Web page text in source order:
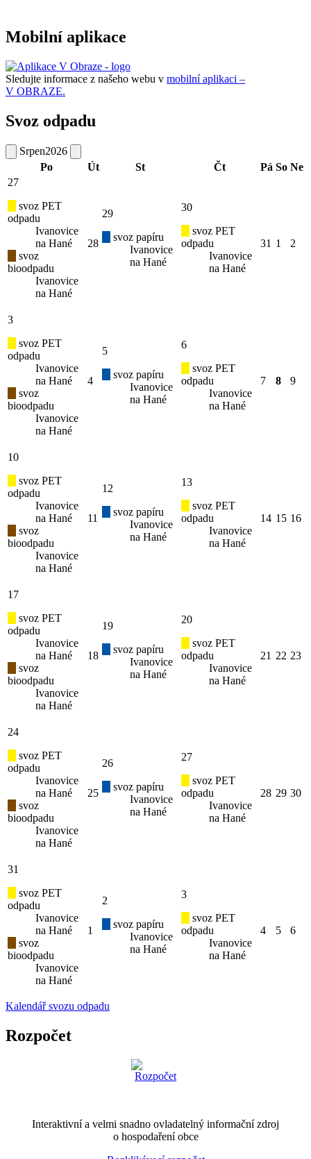
Mobilní aplikace
Sledujte informace z našeho webu v mobilní aplikaci –
V OBRAZE.
Svoz odpadu
Srpen2026
Po
Út St Čt Pá So Ne
27
svoz PET
odpadu
Ivanovice
na Hané
svoz
bioodpadu
Ivanovice
na Hané
28
29
svoz papíru
Ivanovice
na Hané
30
svoz PET
odpadu
Ivanovice
na Hané
31 1 2
3
svoz PET
odpadu
Ivanovice
na Hané
svoz
bioodpadu
Ivanovice
na Hané
4
5
svoz papíru
Ivanovice
na Hané
6
svoz PET
odpadu
Ivanovice
na Hané
7 8 9
10
svoz PET
odpadu
Ivanovice
na Hané
svoz
bioodpadu
Ivanovice
na Hané
11
12
svoz papíru
Ivanovice
na Hané
13
svoz PET
odpadu
Ivanovice
na Hané
14 15 16
17
svoz PET
odpadu
Ivanovice
na Hané
svoz
bioodpadu
Ivanovice
na Hané
18
19
svoz papíru
Ivanovice
na Hané
20
svoz PET
odpadu
Ivanovice
na Hané
21 22 23
24
svoz PET
odpadu
Ivanovice
na Hané
svoz
bioodpadu
Ivanovice
na Hané
25
26
svoz papíru
Ivanovice
na Hané
27
svoz PET
odpadu
Ivanovice
na Hané
28 29 30
31
svoz PET
odpadu
Ivanovice
na Hané
svoz
bioodpadu
Ivanovice
na Hané
1
2
svoz papíru
Ivanovice
na Hané
3
svoz PET
odpadu
Ivanovice
na Hané
4 5 6
Kalendář svozu odpadu
Rozpočet
Interaktivní a velmi snadno ovladatelný informační zdroj
o hospodaření obce